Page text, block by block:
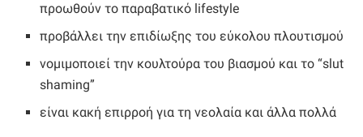
προωθούν το παραβατικό lifestyle
προβάλλει την επιδίωξης του εύκολου πλουτισμού
νομιμοποιεί την κουλτούρα του βιασμού και το “slut
shaming”
είναι κακή επιρροή για τη νεολαία και άλλα πολλά